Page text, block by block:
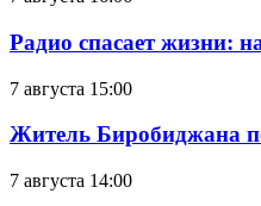
Радио спасает жизни:
7 августа 15:00
Житель Биробиджана
7 августа 14:00